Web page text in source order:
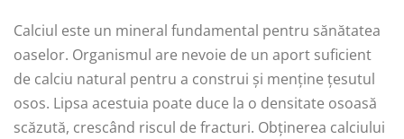
Calciul este un mineral fundamental pentru sănătatea
oaselor. Organismul are nevoie de un aport suficient
de calciu natural pentru a construi și menține țesutul
osos. Lipsa acestuia poate duce la o densitate osoasă
scăzută, crescând riscul de fracturi. Obținerea calciului